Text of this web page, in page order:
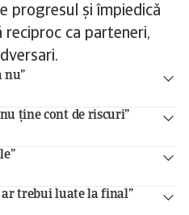
progresul și împiedică
reciproc ca parteneri,
nu”
ține cont de riscuri”
trebui luate la final”